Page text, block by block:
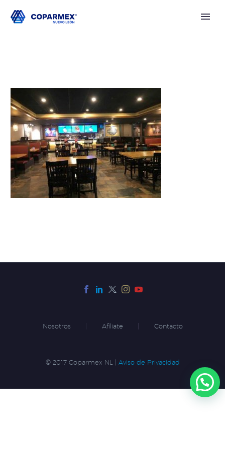
Nosotros Afíliate Contacto
© 2017 Coparmex NL | Aviso de Privacidad